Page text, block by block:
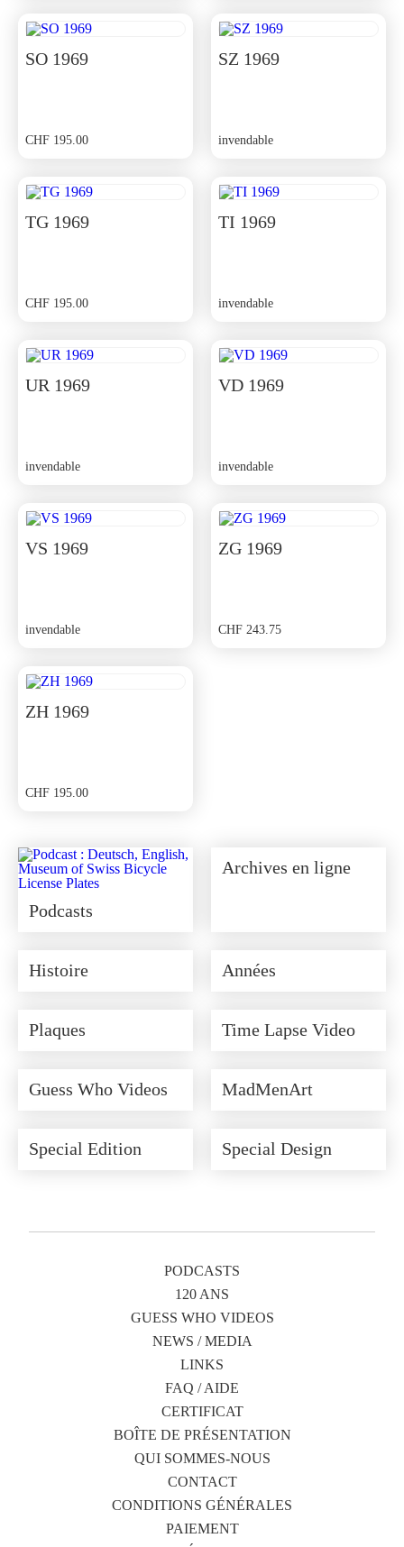
SO 1969
CHF 195.00
SZ 1969
invendable
TG 1969
CHF 195.00
TI 1969
invendable
UR 1969
invendable
VD 1969
invendable
VS 1969
invendable
ZG 1969
CHF 243.75
ZH 1969
CHF 195.00
Podcasts
Archives en ligne
Histoire Années
Plaques Time Lapse Video
Guess Who Videos MadMenArt
Special Edition Special Design
PODCASTS
120 ANS
GUESS WHO VIDEOS
NEWS / MEDIA
LINKS
FAQ / AIDE
CERTIFICAT
BOÎTE DE PRÉSENTATION
QUI SOMMES-NOUS
CONTACT
CONDITIONS GÉNÉRALES
PAIEMENT